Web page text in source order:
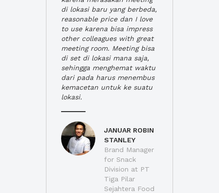
di lokasi baru yang berbeda,
reasonable price dan I love
to use karena bisa impress
other colleagues with great
meeting room. Meeting bisa
di set di lokasi mana saja,
sehingga menghemat waktu
dari pada harus menembus
kemacetan untuk ke suatu
lokasi.
JANUAR ROBIN
STANLEY
Brand Manager
for Snack
Division at PT
Tiga Pilar
Sejahtera Food